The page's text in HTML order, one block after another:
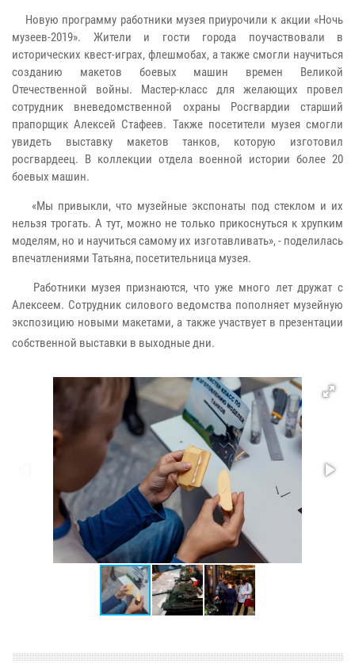
Новую программу работники музея приурочили к акции «Ночь
музеев-2019». Жители и гости города поучаствовали в
исторических квест-играх, флешмобах, а также смогли научиться
созданию макетов боевых машин времен Великой
Отечественной войны. Мастер-класс для желающих провел
сотрудник вневедомственной охраны Росгвардии старший
прапорщик Алексей Стафеев. Также посетители музея смогли
увидеть выставку макетов танков, которую изготовил
росгвардеец. В коллекции отдела военной истории более 20
боевых машин.
«Мы привыкли, что музейные экспонаты под стеклом и их
нельзя трогать. А тут, можно не только прикоснуться к хрупким
моделям, но и научиться самому их изготавливать», ‑ поделилась
впечатлениями Татьяна, посетительница музея.
Работники музея признаются, что уже много лет дружат с
Алексеем. Сотрудник силового ведомства пополняет музейную
экспозицию новыми макетами, а также участвует в презентации
собственной выставки в выходные дни.